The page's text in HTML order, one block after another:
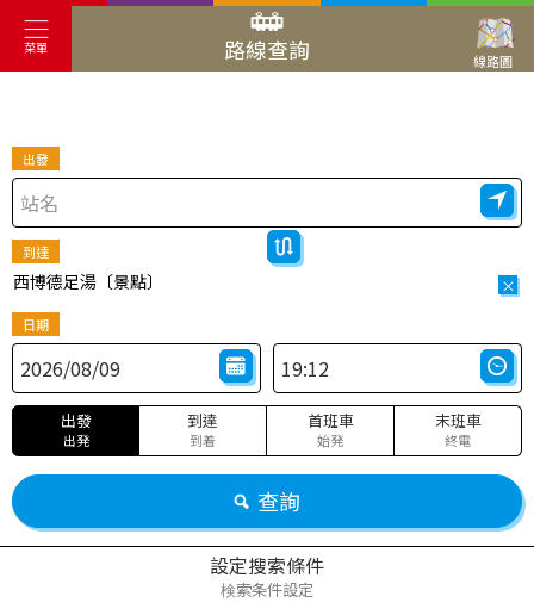
菜單 路線查詢 線路圖
出發
到達
西博德足湯〔景點〕 ×
日期
出發
出発
到達
到着
首班車
始発
末班車
終電
查詢
設定搜索條件
検索条件設定